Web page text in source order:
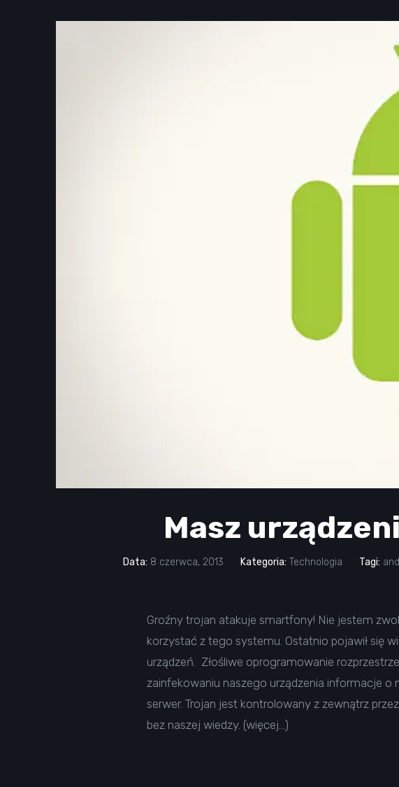
Masz
Data: 8 czerwca, 2013 Kategoria: Technologia Tagi:
Groźny trojan atakuje smartfony! Nie jestem
korzystać z tego systemu. Ostatnio pojawił się
urządzeń. Złośliwe oprogramowanie
zainfekowaniu naszego urządzenia informacje o
serwer. Trojan jest kontrolowany z zewnątrz
bez naszej wiedzy. (więcej…)